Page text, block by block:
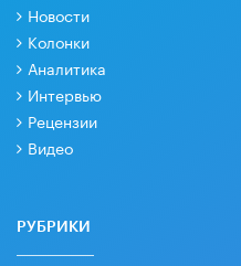
Новости
Колонки
Аналитика
Интервью
Рецензии
Видео
РУБРИКИ